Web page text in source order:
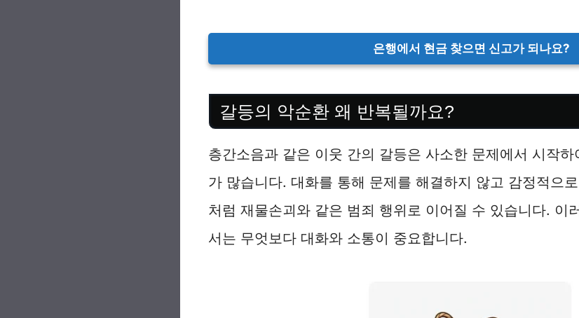
은행에서 현금 찾으면 신고가 되나요?
갈등의 악순환 왜 반복될까요?
층간소음과 같은 이웃 간의 갈등은 사소한 문제에서 시작
가 많습니다. 대화를 통해 문제를 해결하지 않고 감정적으
처럼 재물손괴와 같은 범죄 행위로 이어질 수 있습니다. 이
서는 무엇보다 대화와 소통이 중요합니다.